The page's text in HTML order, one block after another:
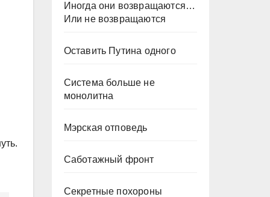
Иногда они возвращаются…
Или не возвращаются
Оставить Путина одного
Система больше не
монолитна
Мэрская отповедь
Саботажный фронт
Секретные похороны